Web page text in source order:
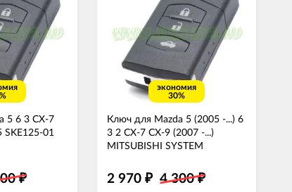
5 6 3 CX-7
SKE125-01
₽
экономия
30%
Ключ для Mazda 5 (2005 -...) 6
3 2 CX-7 CX-9 (2007 -...)
MITSUBISHI SYSTEM
2 970 ₽ 4 300₽